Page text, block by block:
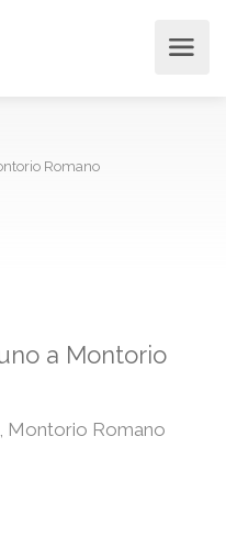
Romano
a Montorio
Montorio Romano